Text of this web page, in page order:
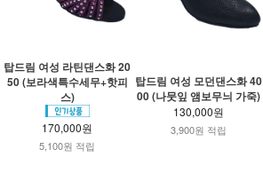
탑드림 여성 라틴댄스화 20
50 (보라색특수세무+핫피
스)
170,000원
5,100원 적립
탑드림 여성 모던댄스화 40
00 (나뭇잎 앰보무늬 가죽)
130,000원
3,900원 적립